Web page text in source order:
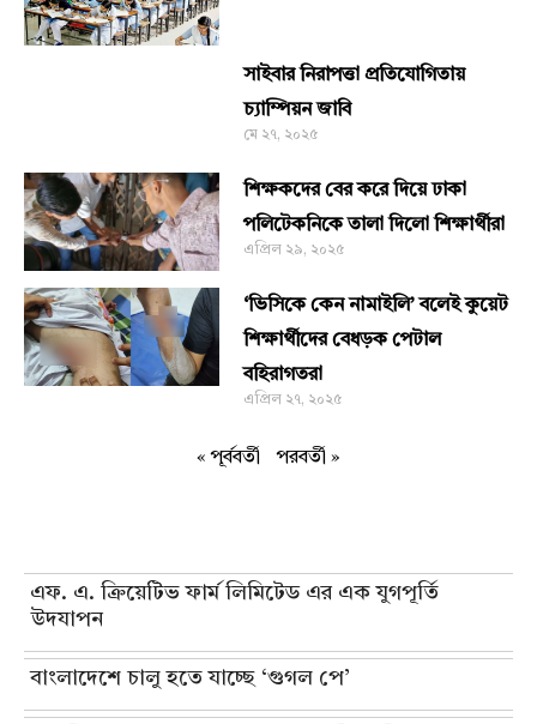
সাইবার নিরাপত্তা প্রতিযোগিতায়
চ্যাম্পিয়ন জাবি
মে ২৭, ২০২৫
শিক্ষকদের বের করে দিয়ে ঢাকা
পলিটেকনিকে তালা দিলো শিক্ষার্থীরা
এপ্রিল ২৯, ২০২৫
‘ভিসিকে কেন নামাইলি’ বলেই কুয়েট
শিক্ষার্থীদের বেধড়ক পেটাল
বহিরাগতরা
এপ্রিল ২৭, ২০২৫
« পূর্ববর্তী পরবর্তী »
এফ. এ. ক্রিয়েটিভ ফার্ম লিমিটেড এর এক যুগপূর্তি
উদযাপন
বাংলাদেশে চালু হতে যাচ্ছে ‘গুগল পে’